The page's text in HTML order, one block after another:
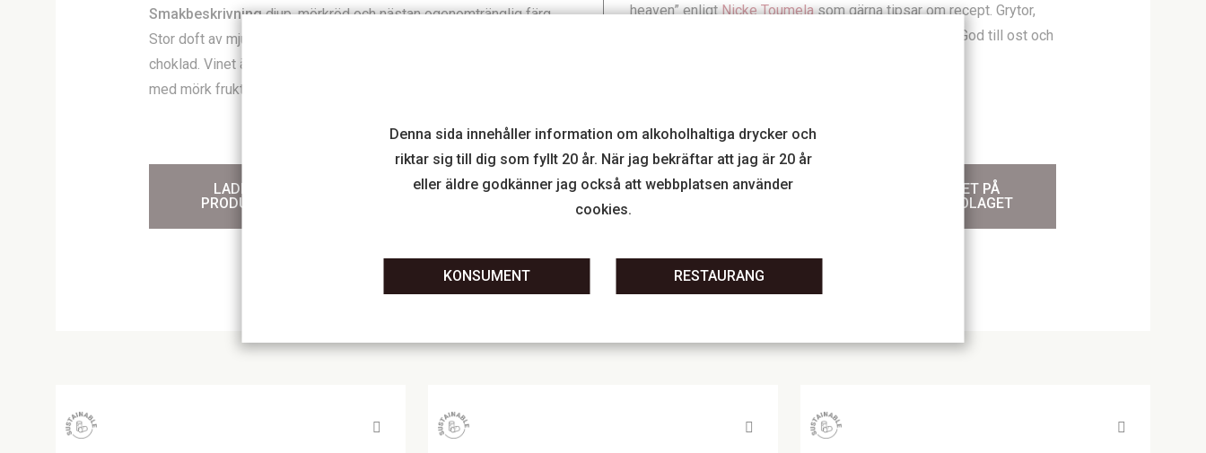
Smakbeskrivningdjup, mörkröd och nästan ogenomtränglig färg.
Stor doft av mjuka, mörka bär samt rostade toner av mocca och len
choklad. Vinet är fylligt med en stabil tanninstruktur och är packat
med mörk frukt. I avslutningen kommer rostade toner fram.
heaven” enligtNicke Toumelasom gärna tipsar om recept. Grytor,
stekar, långkok och grillat. Inget blygt och finlemmat. God till ost och
>> Ragú alla Bolognese
LADDA NER
PRODUKTBLAD
LADDA NER
LÄS MER OM
TILL VINET PÅ
SYSTEMBOLAGET
Denna sida innehåller information om alkoholhaltiga drycker och
riktar sig till dig som fyllt 20 år. När jag bekräftar att jag är 20 år
eller äldre godkänner jag också att webbplatsen använder
cookies.
KONSUMENT RESTAURANG